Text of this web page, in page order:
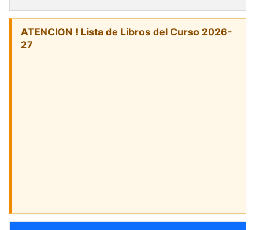
ATENCION ! Lista de Libros del Curso 2026-
27